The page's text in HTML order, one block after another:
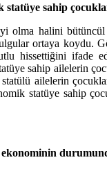
statüye sahip
olma halini
ortaya koydu.
hissettiğini ifade
sahip ailelerin
ailelerin
statüye sahip